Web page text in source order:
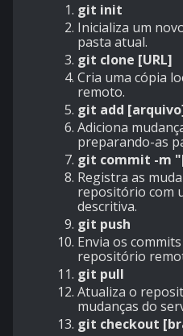
git init
Inicializa um
pasta atual.
git clone [URL]
Cria uma cópia
remoto.
git add
Adiciona
preparando-as
git commit -m
Registra as
repositório com
descritiva.
git push
Envia os
repositório
git pull
Atualiza o
mudanças do
git checkout